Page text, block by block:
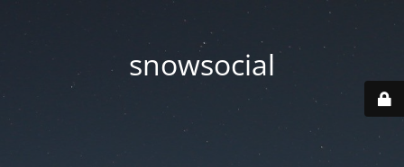
snowsocial